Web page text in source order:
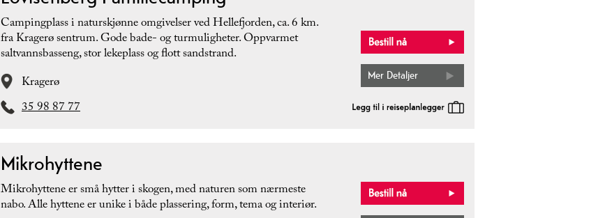
Campingplass i naturskjønne omgivelser ved Hellefjorden, ca. 6 km.
fra Kragerø sentrum. Gode bade- og turmuligheter. Oppvarmet
saltvannsbasseng, stor lekeplass og flott sandstrand.
Kragerø
35 98 87 77
Mer Detaljer
Mikrohyttene
Mikrohyttene er små hytter i skogen, med naturen som nærmeste
nabo. Alle hyttene er unike i både plassering, form, tema og interiør.